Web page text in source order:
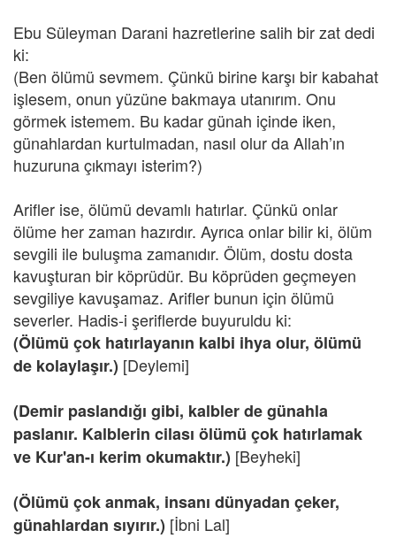
Ebu Süleyman Darani hazretlerine salih bir zat dedi
ki:
(Ben ölümü sevmem. Çünkü birine karşı bir kabahat
işlesem, onun yüzüne bakmaya utanırım. Onu
görmek istemem. Bu kadar günah içinde iken,
günahlardan kurtulmadan, nasıl olur da Allah’ın
huzuruna çıkmayı isterim?)
Arifler ise, ölümü devamlı hatırlar. Çünkü onlar
ölüme her zaman hazırdır. Ayrıca onlar bilir ki, ölüm
sevgili ile buluşma zamanıdır. Ölüm, dostu dosta
kavuşturan bir köprüdür. Bu köprüden geçmeyen
sevgiliye kavuşamaz. Arifler bunun için ölümü
severler. Hadis-i şeriflerde buyuruldu ki:
(Ölümü çok hatırlayanın kalbi ihya olur, ölümü
de kolaylaşır.) [Deylemi]
(Demir paslandığı gibi, kalbler de günahla
paslanır. Kalblerin cilası ölümü çok hatırlamak
ve Kur'an-ı kerim okumaktır.) [Beyheki]
(Ölümü çok anmak, insanı dünyadan çeker,
günahlardan sıyırır.) [İbni Lal]